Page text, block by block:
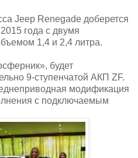
Jeep Renegade доберется
года с двумя
1,4 и 2,4 литра.
будет
9-ступенчатой АКП ZF.
модификация
с подключаемым